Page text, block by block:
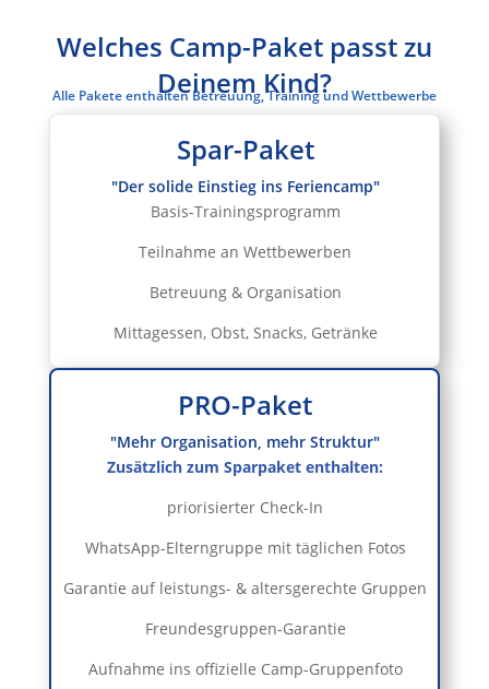
Welches Camp-Paket passt zu
Deinem Kind?
Alle Pakete enthalten Betreuung, Training und Wettbewerbe
Spar-Paket
"Der solide Einstieg ins Feriencamp"
Basis-Trainingsprogramm
Teilnahme an Wettbewerben
Betreuung & Organisation
Mittagessen, Obst, Snacks, Getränke
PRO-Paket
"Mehr Organisation, mehr Struktur"
Zusätzlich zum Sparpaket enthalten:
priorisierter Check-In
WhatsApp-Elterngruppe mit täglichen Fotos
Garantie auf leistungs- & altersgerechte Gruppen
Freundesgruppen-Garantie
Aufnahme ins offizielle Camp-Gruppenfoto